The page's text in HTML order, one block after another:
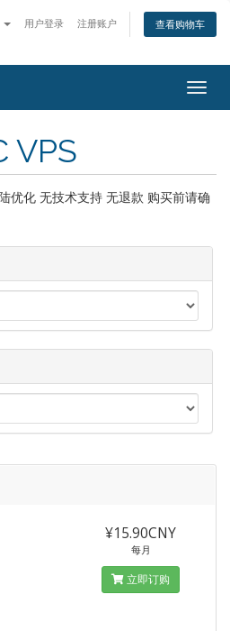
用户登录 注册账户 查看购物车
切
换
VPS
优化 无技术支持 无退款 购买前请确
¥15.90CNY
每月
立即订购